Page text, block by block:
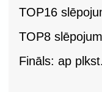
TOP16
TOP8
Fināls: ap